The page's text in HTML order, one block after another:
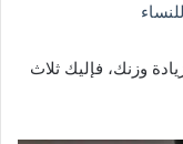
وزنك، فإليك ثلاث